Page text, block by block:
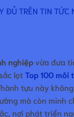
ĐỦ TRÊN TIN TỨC
nghiệpvừa đưa
lọtTop 100
tựu này
mà còn minh
nơi phát triển